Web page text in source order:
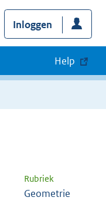
Inloggen
Help
Rubriek
Geometrie